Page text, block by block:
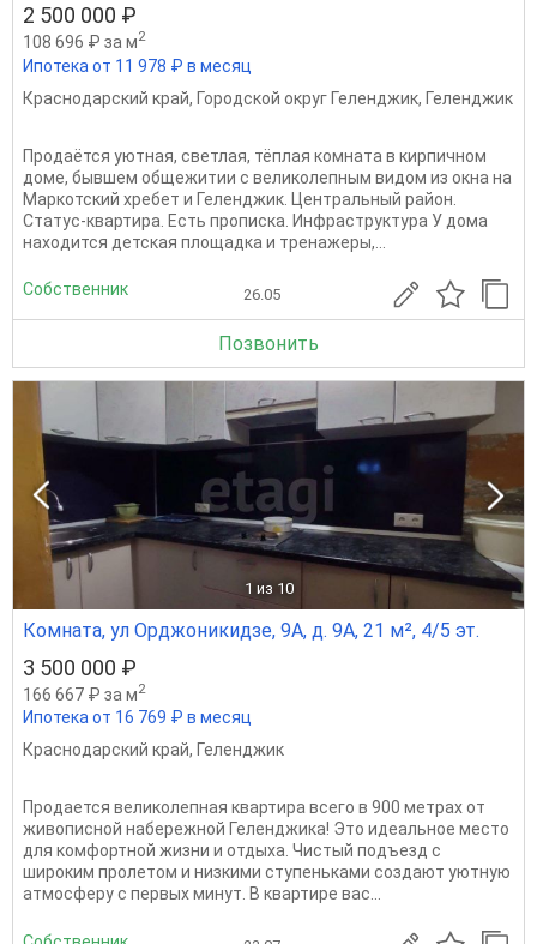
2 500 000 ₽
108 696 ₽ за м2
Ипотека от 11 978 ₽ в месяц
Краснодарский край, Городской округ Геленджик, Геленджик
Продаётся уютная, светлая, тёплая комната в кирпичном
доме, бывшем общежитии с великолепным видом из окна на
Маркотский хребет и Геленджик. Центральный район.
Статус-квартира. Есть прописка. Инфраструктура У дома
находится детская площадка и тренажеры,...
Собственник 26.05
Позвонить
1 из 10
Комната, ул Орджоникидзе, 9А, д. 9А, 21 м², 4/5 эт.
3 500 000 ₽
166 667 ₽ за м2
Ипотека от 16 769 ₽ в месяц
Краснодарский край, Геленджик
Продается великолепная квартира всего в 900 метрах от
живописной набережной Геленджика! Это идеальное место
для комфортной жизни и отдыха. Чистый подъезд с
широким пролетом и низкими ступеньками создают уютную
атмосферу с первых минут. В квартире вас...